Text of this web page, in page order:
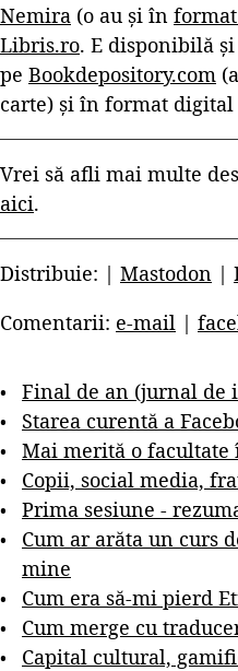
Nemira (o au și în
Libris.ro. E disponibilă
pe Bookdepository.com
carte) și în format digital
Vrei să afli mai multe
aici.
Distribuie: | Mastodon |
Comentarii: e-mail |
Final de an (jurnal de
Starea curentă a
Mai merită o facultate
Copii, social media,
Prima sesiune -
Cum ar arăta un curs
mine
Cum era să-mi pierd
Cum merge cu
Capital cultural,